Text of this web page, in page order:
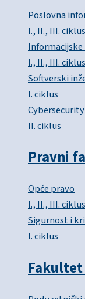
Poslovna
I., II., III. ciklus
I., II., III. ciklus
Softverski
I. ciklus
II. ciklus
Pravni
Opće pravo
I., II., III. ciklus
Sigurnost i
I. ciklus